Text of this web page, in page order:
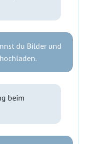
du Bilder und
beim